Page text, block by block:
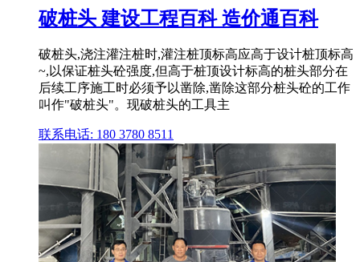
破桩头 建设工程百科 造价通百科
破桩头,浇注灌注桩时,灌注桩顶标高应高于设计桩顶标高
~,以保证桩头砼强度,但高于桩顶设计标高的桩头部分在
后续工序施工时必须予以凿除,凿除这部分桩头砼的工作
叫作"破桩头"。现破桩头的工具主
联系电话: 180 3780 8511